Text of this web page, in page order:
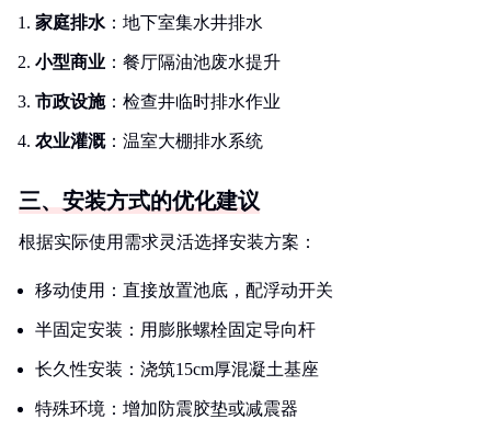
家庭排水 ：地下室集水井排水
小型商业 ：餐厅隔油池废水提升
市政设施：检查井临时排水作业
农业灌溉：温室大棚排水系统
三、安装方式的优化建议
根据实际使用需求灵活选择安装方案：
移动使用：直接放置池底，配浮动开关
半固定安装：用膨胀螺栓固定导向杆
长久性安装：浇筑15cm厚混凝土基座
特殊环境：增加防震胶垫或减震器